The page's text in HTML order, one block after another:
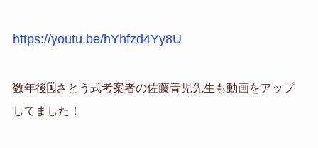
https://youtu.be/hYhfzd4Yy8U
数年後🗓️さとう式考案者の佐藤青児先生も動画をアップ
してました！